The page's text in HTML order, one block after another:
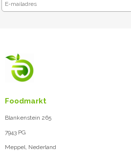
Foodmarkt
Blankenstein 265
7943 PG
Meppel, Nederland